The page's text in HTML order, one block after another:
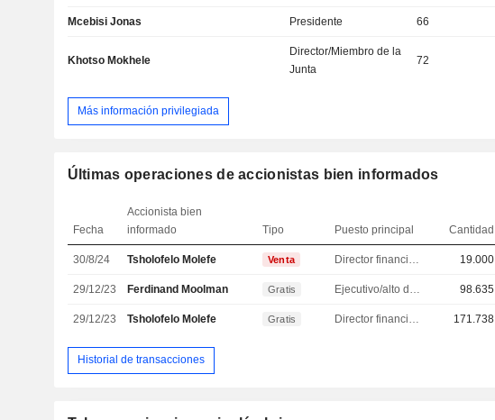
Mcebisi Jonas Presidente 66
Khotso Mokhele
Director/Miembro de la
Junta
72
Más información privilegiada
Últimas operaciones de accionistas bien informados
Fecha
Accionista bien
informado
Tipo Puesto principal Cantidad
30/8/24 Tsholofelo Molefe Venta 19.000
29/12/23 Ferdinand Moolman Gratis 98.635
29/12/23 Tsholofelo Molefe Gratis 171.738
Historial de transacciones